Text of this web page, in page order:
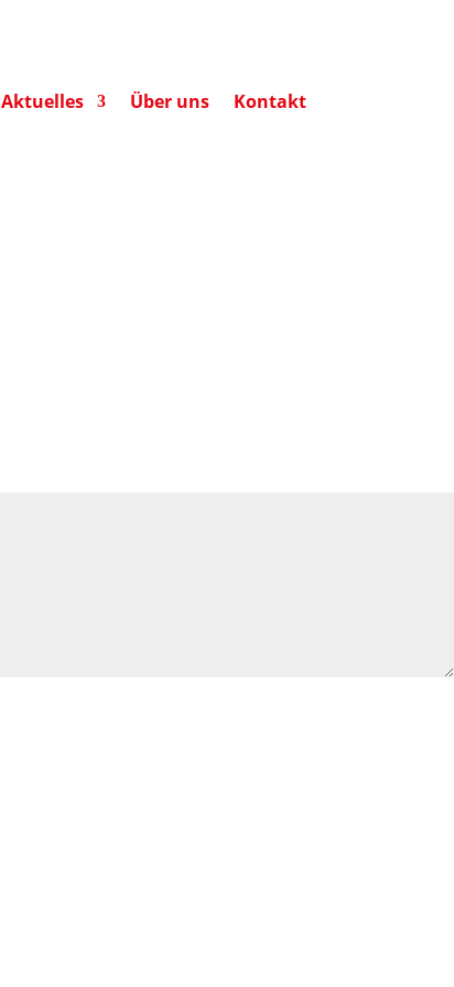
Aktuelles Über uns Kontakt